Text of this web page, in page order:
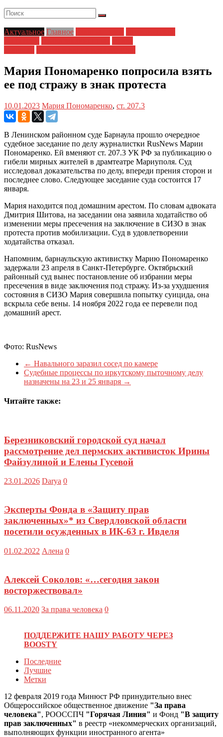
Актуальное Главное
Мария Пономаренко попросила взять
ее под стражу в знак протеста
10.01.2023 Мария Пономаренко, ст. 207.3
В Ленинском районном суде Барнаула прошло очередное
судебное заседание по делу журналистки RusNews Марии
Пономаренко. Ей вменяют ст. 207.3 УК РФ за публикацию о
гибели мирных жителей в драмтеатре Мариуполя. Суд
исследовал доказательства по делу, впереди прения сторон и
последнее слово. Следующее заседание суда состоится 17
января.
Мария находится под домашним арестом. По словам адвоката
Дмитрия Шитова, на заседании она заявила ходатайство об
изменении меры пресечения на заключение в СИЗО в знак
протеста против мобилизации. Суд в удовлетворении
ходатайства отказал.
Напомним, барнаульскую активистку Марию Пономаренко
задержали 23 апреля в Санкт-Петербурге. Октябрьский
районный суд вынес постановление об избрании меры
пресечения в виде заключения под стражу. Из-за ухудшения
состояния в СИЗО Мария совершила попытку суицида, она
вскрыла себе вены. 14 ноября 2022 года ее перевели под
домашний арест.
Фото: RusNews
← Навального заразил сосед по камере
Судебные процессы по иркутскому пыточному делу
назначены на 23 и 25 января →
Читайте также:
Березниковский городской суд начал
рассмотрение дел пермских активисток Ирины
Файзулиной и Елены Гусевой
23.01.2026 Darya 0
Эксперты Фонда в «Защиту прав
заключенных»* из Свердловской области
посетили осужденных в ИК-63 г. Ивделя
01.02.2022 Алена 0
Алексей Соколов: «…сегодня закон
восторжествовал»
06.11.2020 За права человека 0
ПОДДЕРЖИТЕ НАШУ РАБОТУ ЧЕРЕЗ
BOOSTY
Последние
Лучшие
Метки
12 февраля 2019 года Минюст РФ принудительно внес
Общероссийское общественное движение "За права
человека", РООССПЧ "Горячая Линия" и Фонд "В защиту
прав заключенных" в реестр «некоммерческих организаций,
выполняющих функции иностранного агента»